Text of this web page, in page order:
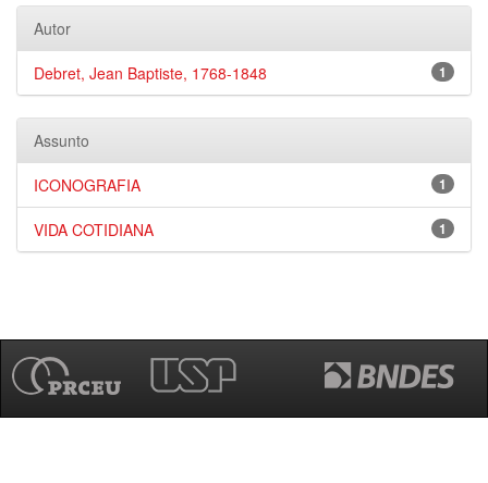
Autor
1
Debret, Jean Baptiste, 1768-1848
Assunto
1
ICONOGRAFIA
1
VIDA COTIDIANA